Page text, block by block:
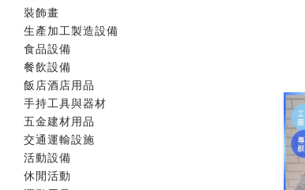
裝飾畫
生產加工製造設備
食品設備
餐飲設備
飯店酒店用品
手持工具與器材
五金建材用品
交通運輸設施
活動設備
休閒活動